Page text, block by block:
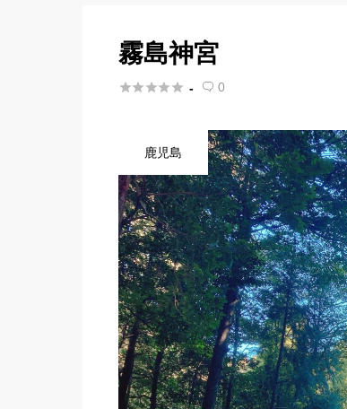
霧島神宮
 -  0
鹿児島